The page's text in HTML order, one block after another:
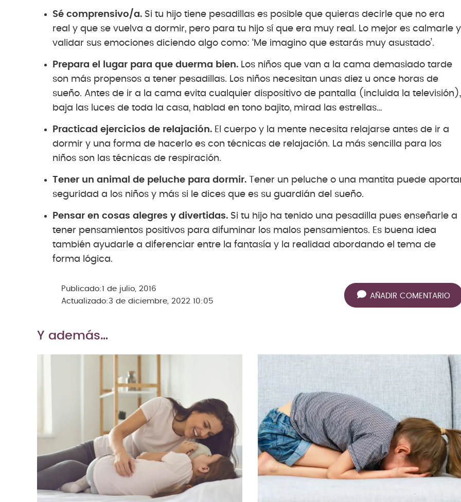
Sé comprensivo/a. Si tu hijo tiene pesadillas es posible que quieras decirle que no era
real y que se vuelva a dormir, pero para tu hijo sí que era muy real. Lo mejor es calmarle y
validar sus emociones diciendo algo como: ‘Me imagino que estarás muy asustado’.
Prepara el lugar para que duerma bien. Los niños que van a la cama demasiado tarde
son más propensos a tener pesadillas. Los niños necesitan unas diez u once horas de
sueño. Antes de ir a la cama evita cualquier dispositivo de pantalla (incluida la televisión),
baja las luces de toda la casa, hablad en tono bajito, mirad las estrellas…
Practicad ejercicios de relajación. El cuerpo y la mente necesita relajarse antes de ir a
dormir y una forma de hacerlo es con técnicas de relajación. La más sencilla para los
niños son las técnicas de respiración.
Tener un animal de peluche para dormir. Tener un peluche o una mantita puede
seguridad a los niños y más si le dices que es su guardián del sueño.
Pensar en cosas alegres y divertidas. Si tu hijo ha tenido una pesadilla pues enseñarle a
tener pensamientos positivos para difuminar los malos pensamientos. Es buena idea
también ayudarle a diferenciar entre la fantasía y la realidad abordando el tema de
forma lógica.
Publicado:1 de julio, 2016
Actualizado: 3 de diciembre, 2022 10:05
AÑADIR COMENTARIO
Y además…